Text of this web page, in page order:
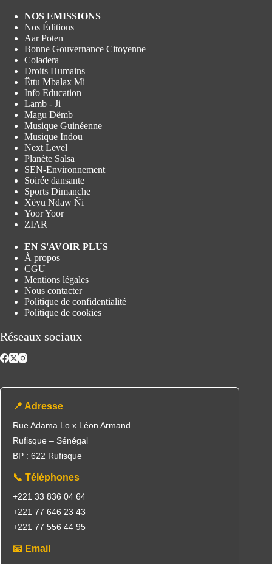
NOS EMISSIONS
Nos Éditions
Aar Poten
Bonne Gouvernance Citoyenne
Coladera
Droits Humains
Ëttu Mbalax Mi
Info Education
Lamb - Ji
Magu Dëmb
Musique Guinéenne
Musique Indou
Next Level
Planète Salsa
SEN-Environnement
Soirée dansante
Sports Dimanche
Xëyu Ndaw Ñi
Yoor Yoor
ZIAR
EN S'AVOIR PLUS
À propos
CGU
Mentions légales
Nous contacter
Politique de confidentialité
Politique de cookies
Réseaux sociaux
📍 Adresse
Rue Adama Lo x Léon Armand
Rufisque – Sénégal
BP : 622 Rufisque
📞 Téléphones
+221 33 836 04 64
+221 77 646 23 43
+221 77 556 44 95
📧 Email